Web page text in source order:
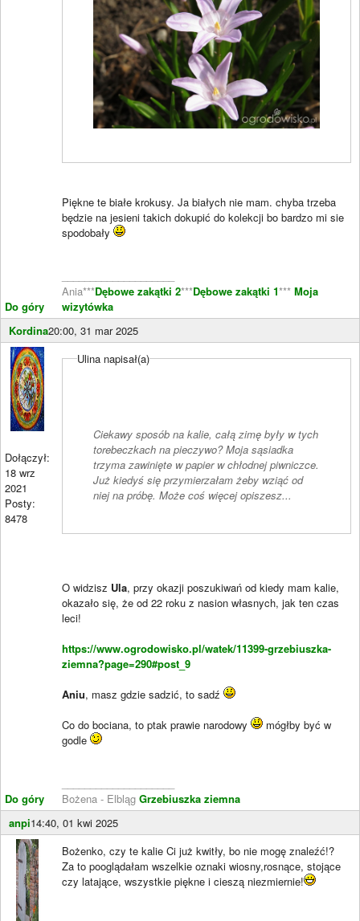
Do góry
Piękne te białe krokusy. Ja białych nie mam. chyba trzeba
będzie na jesieni takich dokupić do kolekcji bo bardzo mi sie
spodobały
Ania***Dębowe zakątki 2***Dębowe zakątki 1*** Moja
wizytówka
Kordina20:00, 31 mar 2025
Dołączył:
18 wrz
2021
Posty:
8478
Do góry
Ulina napisał(a)
Ciekawy sposób na kalie, całą zimę były w tych
torebeczkach na pieczywo? Moja sąsiadka
trzyma zawinięte w papier w chłodnej piwniczce.
Już kiedyś się przymierzałam żeby wziąć od
niej na próbę. Może coś więcej opiszesz...
O widzisz Ula, przy okazji poszukiwań od kiedy mam kalie,
okazało się, że od 22 roku z nasion własnych, jak ten czas
leci!
https://www.ogrodowisko.pl/watek/11399-grzebiuszka-
ziemna?page=290#post_9
Aniu, masz gdzie sadzić, to sadź
Co do bociana, to ptak prawie narodowy
mógłby być w
godle
Bożena - Elbląg Grzebiuszka ziemna
anpi14:40, 01 kwi 2025
Bożenko, czy te kalie Ci już kwitły, bo nie mogę znaleźć!?
Za to pooglądałam wszelkie oznaki wiosny,rosnące, stojące
czy latające, wszystkie piękne i cieszą niezmiernie!